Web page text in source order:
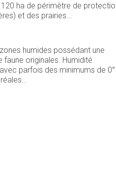
ha de périmètre de
et des prairies...
humides possédant une
originales. Humidité
parfois des minimums de 0°